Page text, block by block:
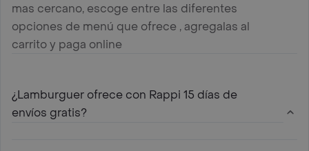
mas cercano, escoge entre las diferentes
opciones de menú que ofrece , agregalas al
carrito y paga online
¿Lamburguer ofrece con Rappi 15 días de
envíos gratis?